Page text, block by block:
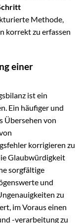
Methode,
korrekt zu erfassen
einer
ist ein
Ein häufiger und
Übersehen von
korrigieren zu
Glaubwürdigkeit
sorgfältige
und
zu
im Voraus einen
-verarbeitung zu